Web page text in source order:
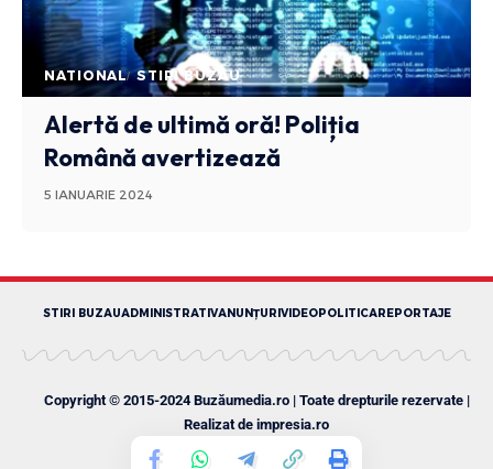
NATIONAL STIRI BUZAU
Alertă de ultimă oră! Poliția
Română avertizează
5 IANUARIE 2024
STIRI BUZAUADMINISTRATIVANUNȚURI VIDEOPOLITICAREPORTAJE
Copyright © 2015-2024 Buzăumedia.ro | Toate drepturile rezervate |
Realizat de impresia.ro